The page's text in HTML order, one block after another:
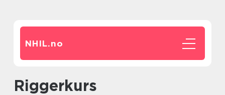
NHIL.no
Riggerkurs